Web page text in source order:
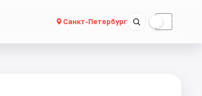
Санкт-Петербург ☾